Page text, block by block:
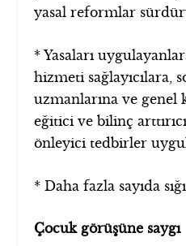
yasal reformlar
* Yasaları
hizmeti sağlayıcılara,
uzmanlarına ve genel
eğitici ve bilinç
önleyici tedbirler
* Daha fazla sayıda
Çocuk görüşüne saygı